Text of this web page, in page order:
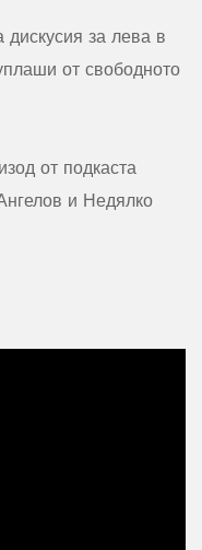
дискусия за лева в
от свободното
от подкаста
и Недялко